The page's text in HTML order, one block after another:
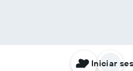
Iniciar